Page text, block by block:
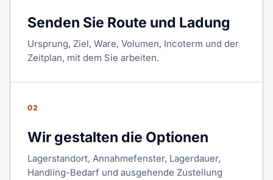
Senden Sie Route und Ladung
Ursprung, Ziel, Ware, Volumen, Incoterm und der
Zeitplan, mit dem Sie arbeiten.
02
Wir gestalten die Optionen
Lagerstandort, Annahmefenster, Lagerdauer,
Handling-Bedarf und ausgehende Zustellung